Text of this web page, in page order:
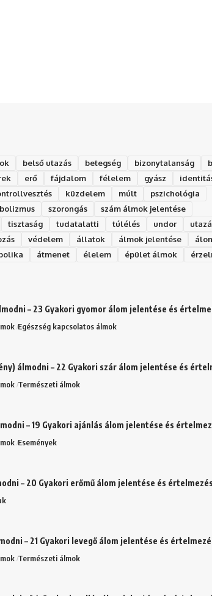
belső utazás betegség bizonytalanság
erő fájdalom félelem gyász
küzdelem múlt
pszichológia
szorongás
szám álmok jelentése
tisztaság tudatalatti túlélés undor
védelem állatok álmok jelentése
átmenet élelem épület álmok
– 23 Gyakori gyomor álom jelentése és
Egészség kapcsolatos álmok
álmodni – 22 Gyakori szár álom jelentése és
Természeti álmok
– 19 Gyakori ajánlás álom jelentése és
Események
– 20 Gyakori erőmű álom jelentése és
– 21 Gyakori levegő álom jelentése és
Természeti álmok